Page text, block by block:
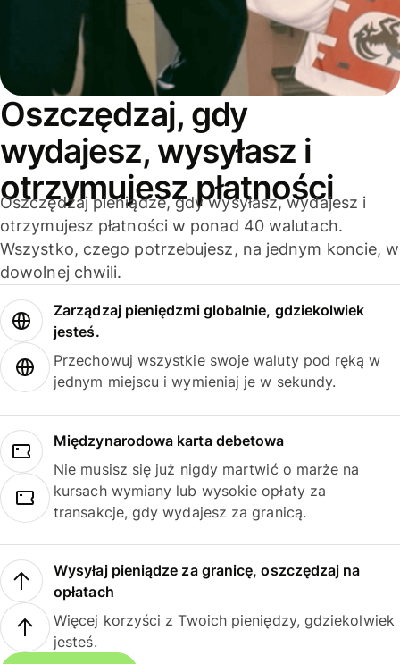
Oszczędzaj, gdy
wydajesz, wysyłasz i
otrzymujesz płatności
Oszczędzaj pieniądze, gdy wysyłasz, wydajesz i
otrzymujesz płatności w ponad 40 walutach.
Wszystko, czego potrzebujesz, na jednym koncie, w
dowolnej chwili.
Zarządzaj pieniędzmi globalnie, gdziekolwiek
jesteś.
Przechowuj wszystkie swoje waluty pod ręką w
jednym miejscu i wymieniaj je w sekundy.
Międzynarodowa karta debetowa
Nie musisz się już nigdy martwić o marże na
kursach wymiany lub wysokie opłaty za
transakcje, gdy wydajesz za granicą.
Wysyłaj pieniądze za granicę, oszczędzaj na
opłatach
Więcej korzyści z Twoich pieniędzy, gdziekolwiek
jesteś.